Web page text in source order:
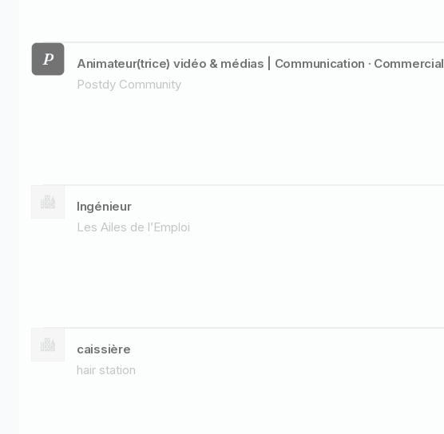
Animateur(trice) vidéo & médias | Communication · Commercial
Postdy Community
Ingénieur
Les Ailes de l’Emploi
caissière
hair station